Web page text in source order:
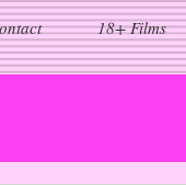
18+ Films